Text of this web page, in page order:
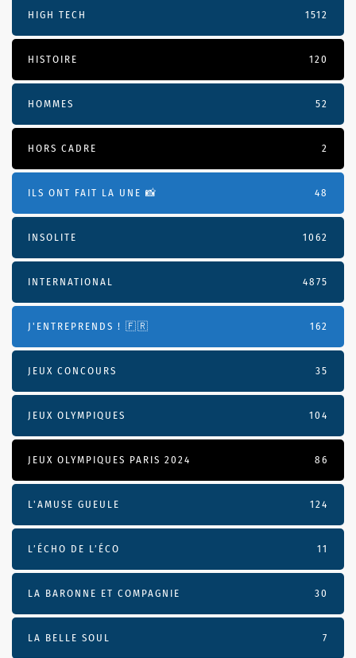
HIGH TECH 1512
HISTOIRE 120
HOMMES 52
HORS CADRE 2
ILS ONT FAIT LA UNE 📸 48
INSOLITE 1062
INTERNATIONAL 4875
J'ENTREPRENDS ! 🇫🇷 162
JEUX CONCOURS 35
JEUX OLYMPIQUES 104
JEUX OLYMPIQUES PARIS 2024 86
L'AMUSE GUEULE 124
L’ÉCHO DE L’ÉCO 11
LA BARONNE ET COMPAGNIE 30
LA BELLE SOUL 7